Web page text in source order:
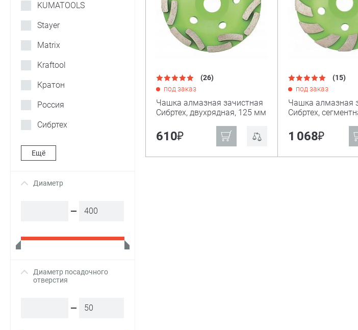
KUMATOOLS
Stayer
Matrix
Kraftool
Кратон
Россия
Сибртех
Ещё
+ Диаметр
+
Диаметр посадочного
отверстия
(26)
под заказ
Чашка алмазная зачистная
Сибртех, двухрядная, 125 мм
610₽
(15)
под заказ
Чашка алмазная
Сибртех,
1 068₽